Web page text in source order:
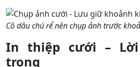
Cô dâu chú rể nên chụp ảnh trước
In thiệp cưới –
trọng